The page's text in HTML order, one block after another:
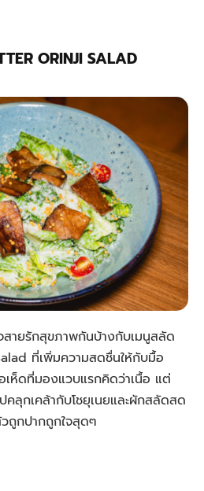
ORINJI SALAD
จสายรักสุขภาพกันบ้างกับเมนูสลัด
ที่เพิ่มความสดชื่นให้กับมื้อ
เห็ดที่มองแวบแรกคิดว่าเนื้อ แต่
ลุกเคล้ากับโชยุเนยและผักสลัดสด
ถูกปากถูกใจสุดๆ